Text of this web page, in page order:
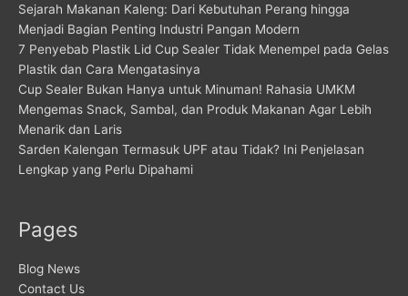
Sejarah Makanan Kaleng: Dari Kebutuhan Perang hingga
Menjadi Bagian Penting Industri Pangan Modern
7 Penyebab Plastik Lid Cup Sealer Tidak Menempel pada Gelas
Plastik dan Cara Mengatasinya
Cup Sealer Bukan Hanya untuk Minuman! Rahasia UMKM
Mengemas Snack, Sambal, dan Produk Makanan Agar Lebih
Menarik dan Laris
Sarden Kalengan Termasuk UPF atau Tidak? Ini Penjelasan
Lengkap yang Perlu Dipahami
Pages
Blog News
Contact Us